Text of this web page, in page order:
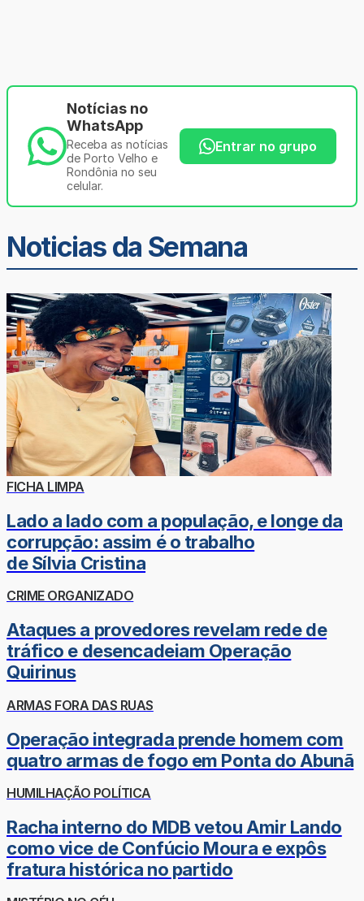
Notícias no
WhatsApp
Receba as notícias
de Porto Velho e
Rondônia no seu
celular.
Entrar no grupo
Noticias da Semana
FICHA LIMPA
Lado a lado com a população, e longe da
corrupção: assim é o trabalho
de Sílvia Cristina
CRIME ORGANIZADO
Ataques a provedores revelam rede de
tráfico e desencadeiam Operação
Quirinus
ARMAS FORA DAS RUAS
Operação integrada prende homem com
quatro armas de fogo em Ponta do Abunã
HUMILHAÇÃO POLÍTICA
Racha interno do MDB vetou Amir Lando
como vice de Confúcio Moura e expôs
fratura histórica no partido